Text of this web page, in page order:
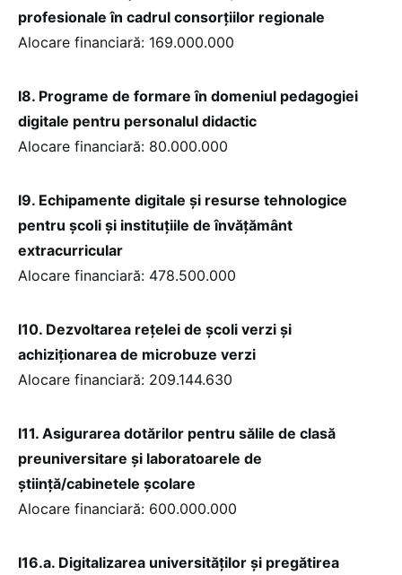
profesionale în cadrul consorțiilor regionale
Alocare financiară: 169.000.000
I8. Programe de formare în domeniul pedagogiei
digitale pentru personalul didactic
Alocare financiară: 80.000.000
I9. Echipamente digitale și resurse tehnologice
pentru școli și instituțiile de învățământ
extracurricular
Alocare financiară: 478.500.000
I10. Dezvoltarea rețelei de școli verzi și
achiziționarea de microbuze verzi
Alocare financiară: 209.144.630
I11. Asigurarea dotărilor pentru sălile de clasă
preuniversitare și laboratoarele de
știință/cabinetele școlare
Alocare financiară: 600.000.000
I16.a. Digitalizarea universităților și pregătirea